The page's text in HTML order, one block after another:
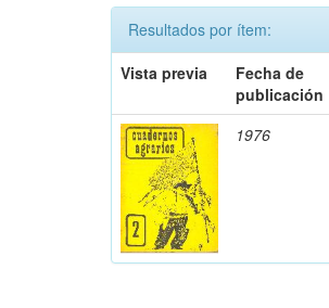
Resultados por ítem:
Vista previa
Fecha de
publicación
1976